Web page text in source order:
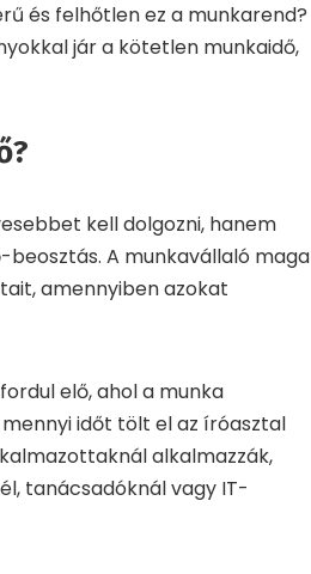
és felhőtlen ez a munkarend?
jár a kötetlen munkaidő,
kell dolgozni, hanem
A munkavállaló maga
amennyiben azokat
elő, ahol a munka
időt tölt el az íróasztal
alkalmazzák,
tanácsadóknál vagy IT-